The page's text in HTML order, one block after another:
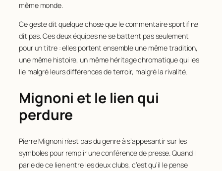
même monde.
Ce geste dit quelque chose que le commentaire sportif ne
dit pas. Ces deux équipes ne se battent pas seulement
pour un titre : elles portent ensemble une même tradition,
une même histoire, un même héritage chromatique qui les
lie malgré leurs différences de terroir, malgré la rivalité.
Mignoni et le lien qui
perdure
Pierre Mignoni n’est pas du genre à s’appesantir sur les
symboles pour remplir une conférence de presse. Quand il
parle de ce lien entre les deux clubs, c’est qu’il le pense